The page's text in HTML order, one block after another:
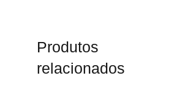
Produtos
relacionados